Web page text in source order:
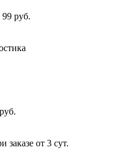
99 руб.
заказе от 3 сут.